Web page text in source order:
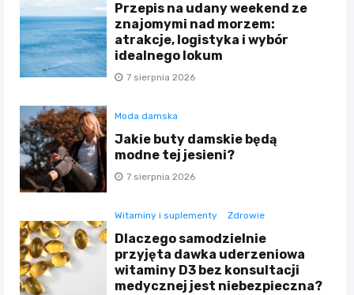
Przepis na udany weekend ze
znajomymi nad morzem:
atrakcje, logistyka i wybór
idealnego lokum
7 sierpnia 2026
Moda damska
Jakie buty damskie będą
modne tej jesieni?
7 sierpnia 2026
Witaminy i suplementy Zdrowie
Dlaczego samodzielnie
przyjęta dawka uderzeniowa
witaminy D3 bez konsultacji
medycznej jest niebezpieczna?